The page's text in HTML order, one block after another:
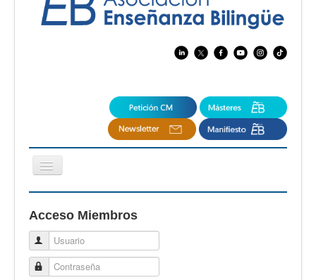
Cambiar
navegación
CertAcleB
Profesores Visitantes
Calidad
Acceso Miembros
Usuario
Contraseña